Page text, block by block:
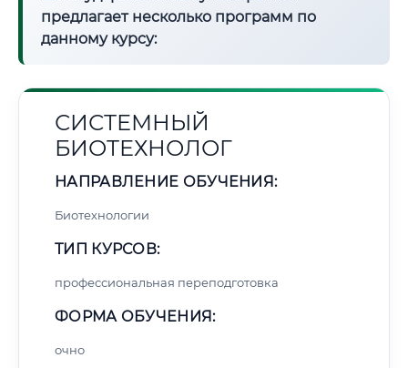
предлагает несколько программ по
данному курсу:
СИСТЕМНЫЙ
БИОТЕХНОЛОГ
НАПРАВЛЕНИЕ ОБУЧЕНИЯ:
Биотехнологии
ТИП КУРСОВ:
профессиональная переподготовка
ФОРМА ОБУЧЕНИЯ:
очно